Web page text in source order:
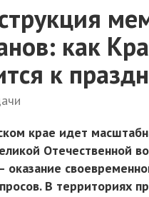
как
к
крае идет
Отечественной
оказание
В территориях